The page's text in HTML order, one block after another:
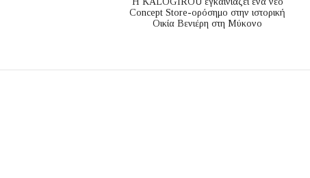
Concept Store-ορόσημο στην ιστορική
Οικία Βενιέρη στη Μύκονο